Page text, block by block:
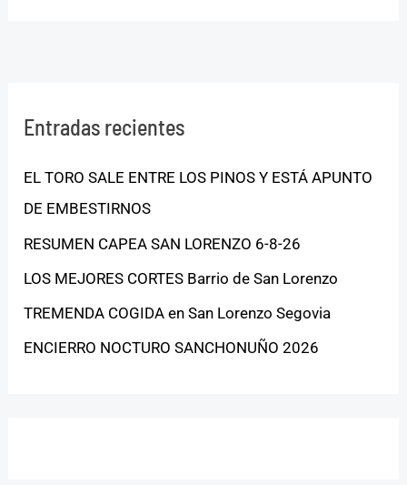
Entradas recientes
EL TORO SALE ENTRE LOS PINOS Y ESTÁ APUNTO
DE EMBESTIRNOS
RESUMEN CAPEA SAN LORENZO 6-8-26
LOS MEJORES CORTES Barrio de San Lorenzo
TREMENDA COGIDA en San Lorenzo Segovia
ENCIERRO NOCTURO SANCHONUÑO 2026